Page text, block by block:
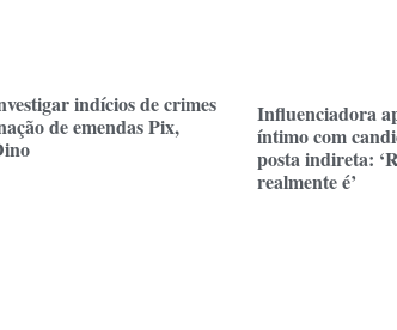
indícios de crimes
de emendas Pix,
Influenciadora
íntimo com
posta indireta:
realmente é’